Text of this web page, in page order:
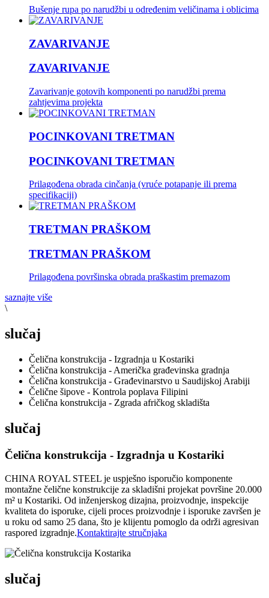
Bušenje rupa po narudžbi u određenim veličinama i oblicima
ZAVARIVANJE
ZAVARIVANJE
Zavarivanje gotovih komponenti po narudžbi prema
zahtjevima projekta
POCINKOVANI TRETMAN
POCINKOVANI TRETMAN
Prilagođena obrada cinčanja (vruće potapanje ili prema
specifikaciji)
TRETMAN PRAŠKOM
TRETMAN PRAŠKOM
Prilagođena površinska obrada praškastim premazom
saznajte više
\
slučaj
Čelična konstrukcija - Izgradnja u Kostariki
Čelična konstrukcija - Američka građevinska gradnja
Čelična konstrukcija - Građevinarstvo u Saudijskoj Arabiji
Čelične šipove - Kontrola poplava Filipini
Čelična konstrukcija - Zgrada afričkog skladišta
slučaj
Čelična konstrukcija - Izgradnja u Kostariki
CHINA ROYAL STEEL je uspješno isporučio komponente
montažne čelične konstrukcije za skladišni projekat površine 20.000
m² u Kostariki. Od inženjerskog dizajna, proizvodnje, inspekcije
kvaliteta do isporuke, cijeli proces proizvodnje i isporuke završen je
u roku od samo 25 dana, što je klijentu pomoglo da održi agresivan
raspored izgradnje.Kontaktirajte stručnjaka
slučaj